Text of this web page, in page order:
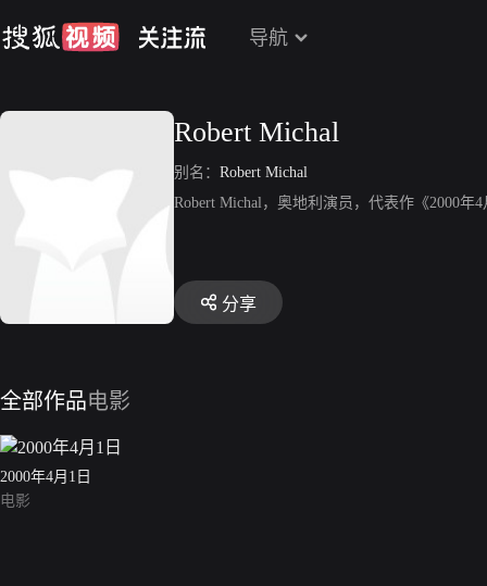
导航
Robert Michal
别名： Robert Michal
Robert Michal，奥地利演员，代表作《2000年
分享
全部作品电影
2000年4月1日
电影